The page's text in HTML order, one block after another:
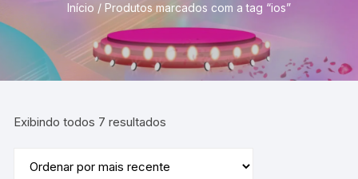
Início / Produtos marcados com a tag “ios”
Exibindo todos 7 resultados